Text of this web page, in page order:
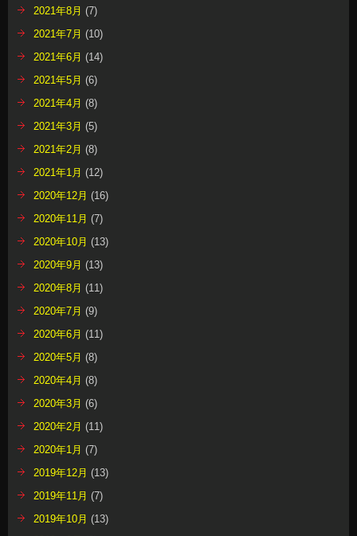
2021年8月 (7)
2021年7月 (10)
2021年6月 (14)
2021年5月 (6)
2021年4月 (8)
2021年3月 (5)
2021年2月 (8)
2021年1月 (12)
2020年12月 (16)
2020年11月 (7)
2020年10月 (13)
2020年9月 (13)
2020年8月 (11)
2020年7月 (9)
2020年6月 (11)
2020年5月 (8)
2020年4月 (8)
2020年3月 (6)
2020年2月 (11)
2020年1月 (7)
2019年12月 (13)
2019年11月 (7)
2019年10月 (13)